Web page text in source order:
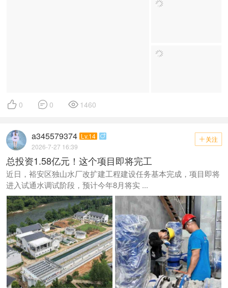
 0  0  1460
 关注
a345579374 Lv.14 
2026-7-27 16:39
总投资1.58亿元！这个项目即将完工
近日，裕安区独山水厂改扩建工程建设任务基本完成，项目即将
进入试通水调试阶段，预计今年8月将实 ...